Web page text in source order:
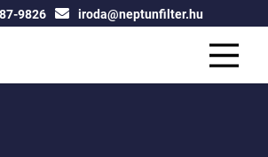
9826 iroda@neptunfilter.hu